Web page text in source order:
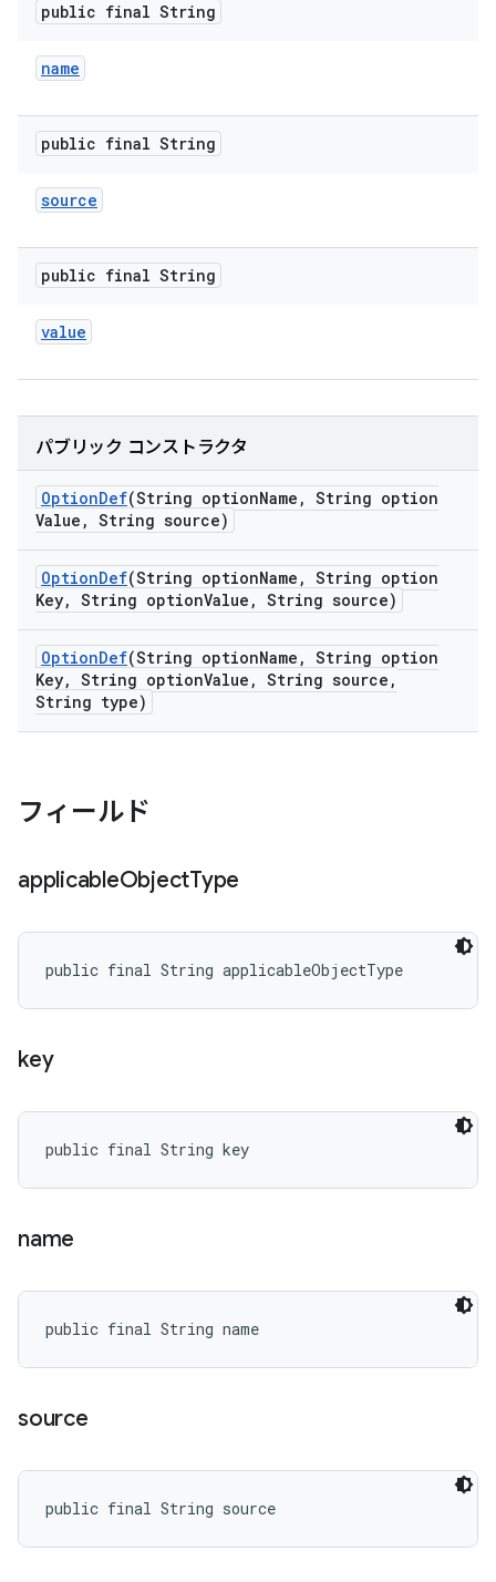
public final String
name
public final String
source
public final String
value
パブリック コンストラクタ
OptionDef(String optionName , String option
Value , String source)
OptionDef(String optionName , String option
Key, String optionValue , String source)
OptionDef(String optionName , String option
Key, String optionValue , String source ,
String type)
フィールド
applicableObjectType
public final String applicableObjectType
key
public final String key
name
public final String name
source
public final String source